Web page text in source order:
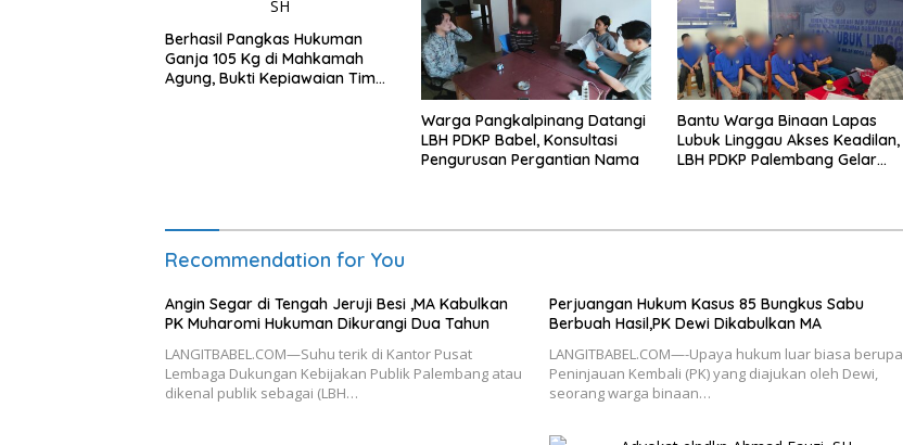
Berhasil Pangkas Hukuman
Ganja 105 Kg di Mahkamah
Agung, Bukti Kepiawaian Tim
Warga Pangkalpinang Datangi
LBH PDKP Babel, Konsultasi
Pengurusan Pergantian Nama
Bantu Warga Binaan Lapas
Lubuk Linggau Akses Keadilan,
LBH PDKP Palembang Gelar
Recommendation for You
Angin Segar di Tengah Jeruji Besi ,MA Kabulkan
PK Muharomi Hukuman Dikurangi Dua Tahun
LANGITBABEL.COM—Suhu terik di Kantor Pusat
Lembaga Dukungan Kebijakan Publik Palembang atau
dikenal publik sebagai (LBH…
Perjuangan Hukum Kasus 85 Bungkus Sabu
Berbuah Hasil,PK Dewi Dikabulkan MA
LANGITBABEL.COM—-Upaya hukum luar biasa berupa
Peninjauan Kembali (PK) yang diajukan oleh Dewi,
seorang warga binaan…